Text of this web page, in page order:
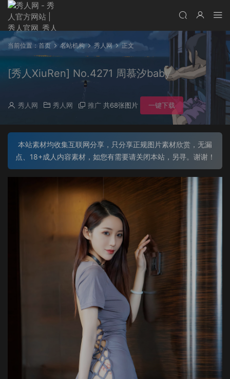
当前位置： 首页 名站机构 秀人网 正文
[秀人XiuRen] No.4271 周慕汐baby
秀人网 秀人网 推广 共68张图片 一键下载
本站素材均收集互联网分享，只分享正规图片素材欣赏，无漏
点、18+成人内容素材，如您有需要请关闭本站，另寻。谢谢！